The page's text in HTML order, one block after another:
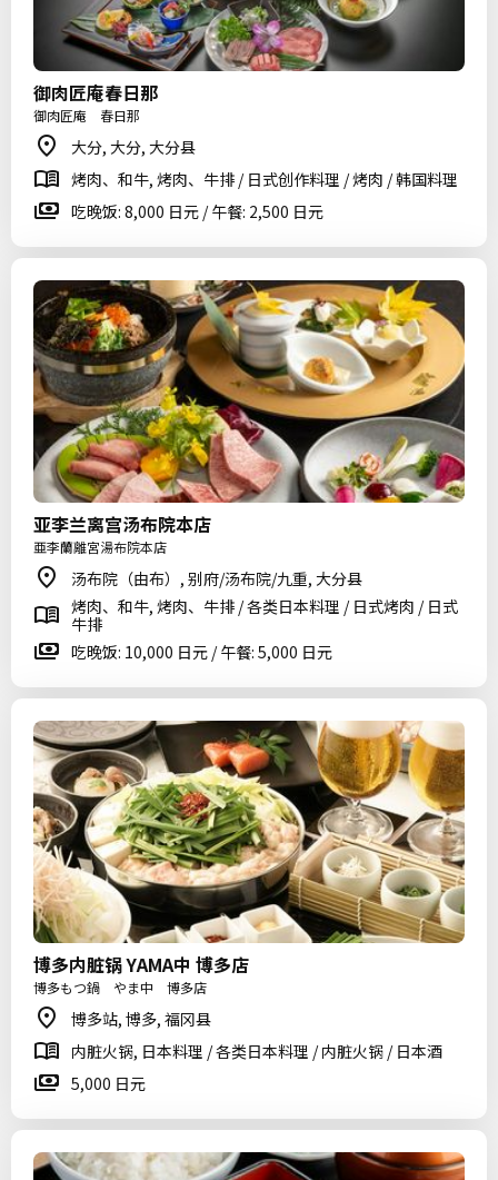
御肉匠庵春日那
御肉匠庵 春日那
大分, 大分, 大分县
烤肉、和牛, 烤肉、牛排 / 日式创作料理 / 烤肉 / 韩国料理
吃晚饭: 8,000 日元 / 午餐: 2,500 日元
亚李兰离宫汤布院本店
亜李蘭離宮湯布院本店
汤布院（由布）, 别府/汤布院/九重, 大分县
烤肉、和牛, 烤肉、牛排 / 各类日本料理 / 日式烤肉 / 日式
牛排
吃晚饭: 10,000 日元 / 午餐: 5,000 日元
博多内脏锅 YAMA中 博多店
博多もつ鍋 やま中 博多店
博多站, 博多, 福冈县
内脏火锅, 日本料理 / 各类日本料理 / 内脏火锅 / 日本酒
5,000 日元